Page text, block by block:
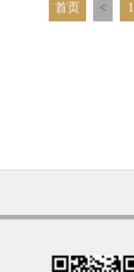
首页 < 1